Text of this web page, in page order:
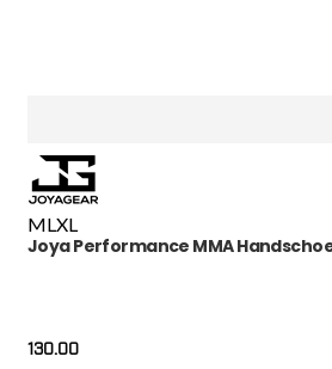
ML XL
Joya Performance MMA
130.00